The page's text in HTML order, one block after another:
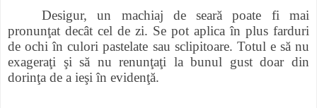
Desigur, un machiaj de seară poate fi mai
pronunţat decât cel de zi. Se pot aplica în plus farduri
de ochi în culori pastelate sau sclipitoare. Totul e să nu
exageraţi şi să nu renunţaţi la bunul gust doar din
dorinţa de a ieşi în evidenţă.